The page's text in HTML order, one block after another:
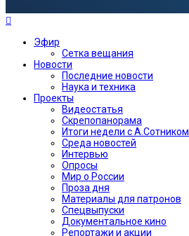
Эфир
Сетка вещания
Новости
Последние новости
Наука и техника
Проекты
Видеостатья
Скрепопанорама
Итоги недели с А.Сотником
Среда новостей
Интервью
Опросы
Мир о России
Проза дня
Материалы для патронов
Спецвыпуски
Документальное кино
Репортажи и акции